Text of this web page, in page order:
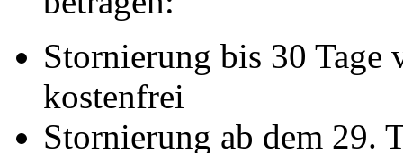
Stornierung bis 30
kostenfrei
Stornierung ab dem 29.